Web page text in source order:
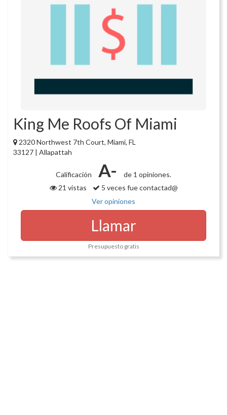
King Me Roofs Of Miami
2320 Northwest 7th Court, Miami, FL
33127 | Allapattah
Calificación A-
de 1 opiniones.
21 vistas
5 veces fue contactad@
Ver opiniones
Llamar
Presupuesto gratis